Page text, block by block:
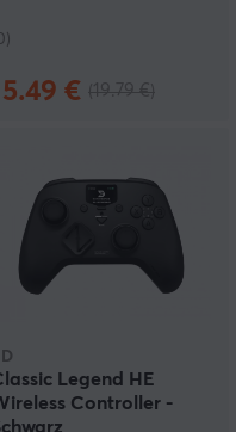
€
Legend HE
Controller -